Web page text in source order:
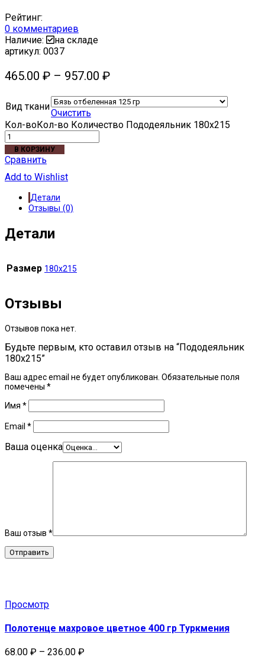
Рейтинг:
0 комментариев
Наличие:
на складе
артикул: 0037
465.00 ₽ – 957.00 ₽
Вид ткани
Очистить
Кол-во
Количество Пододеяльник 180х215
В КОРЗИНУ
Сравнить
Add to Wishlist
Детали
Отзывы (0)
Детали
Размер 180х215
Отзывы
Отзывов пока нет.
Будьте первым, кто оставил отзыв на “Пододеяльник
180х215”
Ваш адрес email не будет опубликован. Обязательные поля
помечены *
Имя *
Email *
Ваша оценка
Ваш отзыв *
Просмотр
Полотенце махровое цветное 400 гр Туркмения
68.00 ₽ – 236.00 ₽